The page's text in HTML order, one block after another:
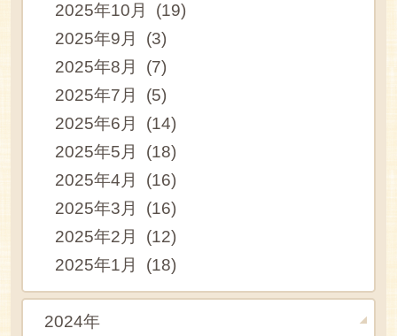
2025年10月 (19)
2025年9月 (3)
2025年8月 (7)
2025年7月 (5)
2025年6月 (14)
2025年5月 (18)
2025年4月 (16)
2025年3月 (16)
2025年2月 (12)
2025年1月 (18)
2024年